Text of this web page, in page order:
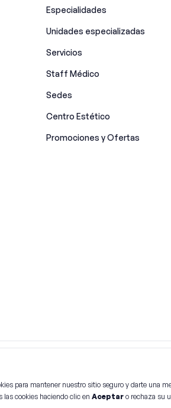
Especialidades
Unidades especializadas
Servicios
Staff Médico
Sedes
Centro Estético
Promociones y Ofertas
para mantener nuestro sitio seguro y darte una
las cookies haciendo clic en Aceptar o rechaza su